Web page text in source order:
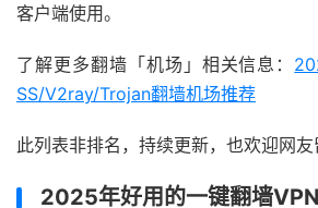
客户端使用。
了解更多翻墙「机场」相关信息：
SS/V2ray/Trojan翻墙机场推荐
此列表非排名，持续更新，也欢迎网友
2025年好用的一键翻墙VPN